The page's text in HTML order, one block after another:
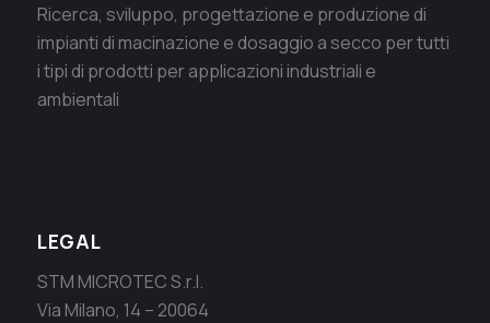
Ricerca, sviluppo, progettazione e produzione di
impianti di macinazione e dosaggio a secco per tutti
i tipi di prodotti per applicazioni industriali e
ambientali
LEGAL
STM MICROTEC S.r.l.
Via Milano, 14 – 20064